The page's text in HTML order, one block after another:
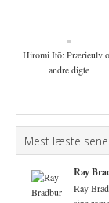
Hiromi Itō: Prærieulv
andre digte
Mest læste
Ray
Ray